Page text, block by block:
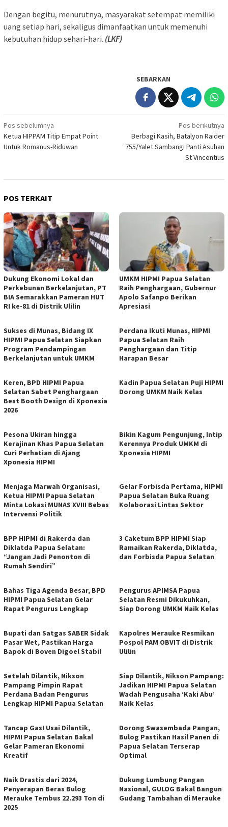
Dengan begitu, menurutnya, masyarakat setempat memiliki
uang setiap hari, sekaligus dimanfaatkan untuk memenuhi
kebutuhan hidup sehari-hari. (LKF)
SEBARKAN
Navigasi
pos
Pos sebelumnya
Ketua HIPPAM Titip Empat Point
Untuk Romanus-Riduwan
Pos berikutnya
Berbagi Kasih, Batalyon Raider
755/Yalet Sambangi Panti Asuhan
St Vincentius
POS TERKAIT
Dukung Ekonomi Lokal dan
Perkebunan Berkelanjutan, PT
BIA Semarakkan Pameran HUT
RI ke-81 di Distrik Ulilin
UMKM HIPMI Papua Selatan
Raih Penghargaan, Gubernur
Apolo Safanpo Berikan
Apresiasi
Sukses di Munas, Bidang IX
HIPMI Papua Selatan Siapkan
Program Pendampingan
Berkelanjutan untuk UMKM
Perdana Ikuti Munas, HIPMI
Papua Selatan Raih
Penghargaan dan Titip
Harapan Besar
Keren, BPD HIPMI Papua
Selatan Sabet Penghargaan
Best Booth Design di Xponesia
2026
Kadin Papua Selatan Puji HIPMI
Dorong UMKM Naik Kelas
Pesona Ukiran hingga
Kerajinan Khas Papua Selatan
Curi Perhatian di Ajang
Xponesia HIPMI
Bikin Kagum Pengunjung, Intip
Kerennya Produk UMKM di
Xponesia HIPMI
Menjaga Marwah Organisasi,
Ketua HIPMI Papua Selatan
Minta Lokasi MUNAS XVIII Bebas
Intervensi Politik
Gelar Forbisda Pertama, HIPMI
Papua Selatan Buka Ruang
Kolaborasi Lintas Sektor
BPP HIPMI di Rakerda dan
Diklatda Papua Selatan:
“Jangan Jadi Penonton di
Rumah Sendiri”
3 Caketum BPP HIPMI Siap
Ramaikan Rakerda, Diklatda,
dan Forbisda Papua Selatan
Bahas Tiga Agenda Besar, BPD
HIPMI Papua Selatan Gelar
Rapat Pengurus Lengkap
Pengurus APIMSA Papua
Selatan Resmi Dikukuhkan,
Siap Dorong UMKM Naik Kelas
Bupati dan Satgas SABER Sidak
Pasar Wet, Pastikan Harga
Bapok di Boven Digoel Stabil
Kapolres Merauke Resmikan
Pospol PAM OBVIT di Distrik
Ulilin
Setelah Dilantik, Nikson
Pampang Pimpin Rapat
Perdana Badan Pengurus
Lengkap HIPMI Papua Selatan
Siap Dilantik, Nikson Pampang:
Jadikan HIPMI Papua Selatan
Wadah Pengusaha ‘Kaki Abu’
Naik Kelas
Tancap Gas! Usai Dilantik,
HIPMI Papua Selatan Bakal
Gelar Pameran Ekonomi
Kreatif
Dorong Swasembada Pangan,
Bulog Pastikan Hasil Panen di
Papua Selatan Terserap
Optimal
Naik Drastis dari 2024,
Penyerapan Beras Bulog
Merauke Tembus 22.293 Ton di
2025
Dukung Lumbung Pangan
Nasional, GULOG Bakal Bangun
Gudang Tambahan di Merauke